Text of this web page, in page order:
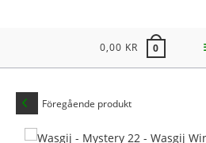
0,00 KR 0
Föregående produkt